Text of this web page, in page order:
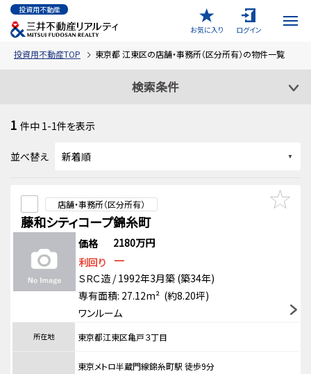
投資用不動産
お気に入り
ログイン
投資用不動産TOP 東京都 江東区の店舗・事務所（区分所有）の物件一覧
検索条件
1 件中 1-1件を表示
並べ替え
店舗・事務所（区分所有）
藤和シティコープ錦糸町
価格
2180万円
利回り
－
ＳＲＣ造 / 1992年3月築 (築34年)
専有面積: 27.12m² (約8.20坪)
ワンルーム
所在地 東京都江東区亀戸３丁目
東京メトロ半蔵門線錦糸町駅 徒歩9分